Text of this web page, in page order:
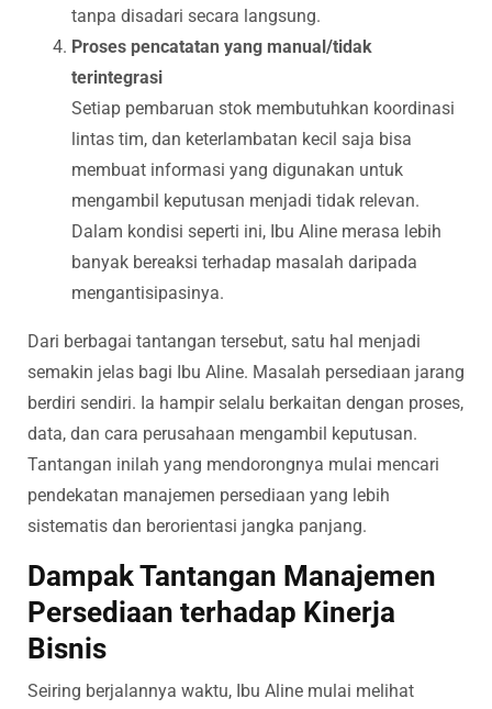
tanpa disadari secara langsung.
Proses pencatatan yang manual/tidak
terintegrasi
Setiap pembaruan stok membutuhkan koordinasi
lintas tim, dan keterlambatan kecil saja bisa
membuat informasi yang digunakan untuk
mengambil keputusan menjadi tidak relevan.
Dalam kondisi seperti ini, Ibu Aline merasa lebih
banyak bereaksi terhadap masalah daripada
mengantisipasinya.
Dari berbagai tantangan tersebut, satu hal menjadi
semakin jelas bagi Ibu Aline. Masalah persediaan jarang
berdiri sendiri. Ia hampir selalu berkaitan dengan proses,
data, dan cara perusahaan mengambil keputusan.
Tantangan inilah yang mendorongnya mulai mencari
pendekatan manajemen persediaan yang lebih
sistematis dan berorientasi jangka panjang.
Dampak Tantangan Manajemen
Persediaan terhadap Kinerja
Bisnis
Seiring berjalannya waktu, Ibu Aline mulai melihat